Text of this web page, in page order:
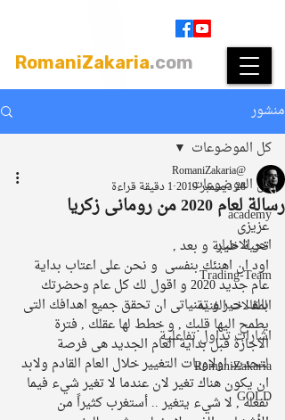
RomaniZakaria.com
منشور
كل الموضوعات
academy
اخر الاخبار
Trading-Team
المقالات الفنية
اشارات تداول تفاعلية
RomaniZakaria
GOLD
كل الموضوعات
رسالة لعام 2020 من رومانى زكريا
@RomaniZakaria
28 ديسمبر 2019
1 دقيقة قراءة
عزيزى
تحية طيبة و بعد ,
اود ان اهنئك بنفسى  و نحن على اعتاب بداية
عام جديد 2020 و اقول لك كل عام وحضرتك
بالف خير و تمنياتى ان تحقق جميع اهدافك التى
يطمح اليها قلبك , و خطط لها عقلك , فترة
الاجازة قبل بداية العام الجديد هى فرصة
لتحديد اولاويات التغيير خلال العام القادم ولابد
ان يكون هناك تغير لان عندما لا تغير شيء فيما
تفعله , لا شيء يتغير .. أستغرب كثيراً من